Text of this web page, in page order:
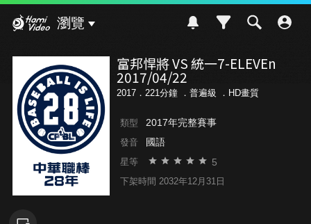
瀏覽
富邦悍將 VS 統一7-ELEVEn
2017/04/22
2017．221分鐘 ． 普遍級 ．HD畫質
類型 2017年完整賽事
發音 國語
星等 5
下架時間 2032年12月31日